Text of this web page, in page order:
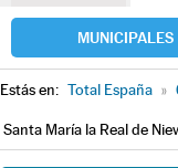
MUNICIPALES
Estás en: Total España »
Santa María la Real de